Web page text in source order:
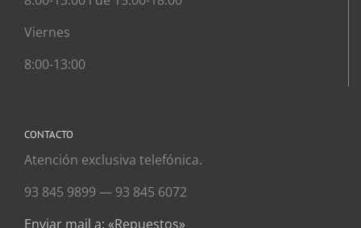
Viernes
8:00-13:00
CONTACTO
Atención exclusiva telefónica.
93 845 9899 — 93 845 6072
Enviar mail a: «Repuestos»